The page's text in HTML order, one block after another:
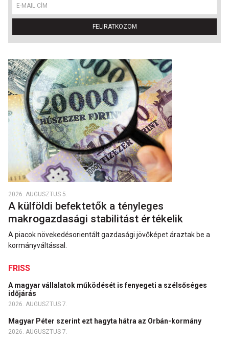
FELIRATKOZOM
2026. AUGUSZTUS 5.
A külföldi befektetők a tényleges
makrogazdasági stabilitást értékelik
A piacok növekedésorientált gazdasági jövőképet áraztak be a
kormányváltással.
FRISS
A magyar vállalatok működését is fenyegeti a szélsőséges
időjárás
2026. AUGUSZTUS 7.
Magyar Péter szerint ezt hagyta hátra az Orbán-kormány
2026. AUGUSZTUS 7.